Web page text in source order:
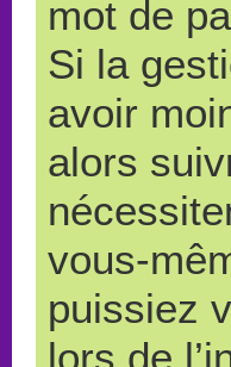
mot de
Si la
avoir
alors
vous-
puissiez
lors de